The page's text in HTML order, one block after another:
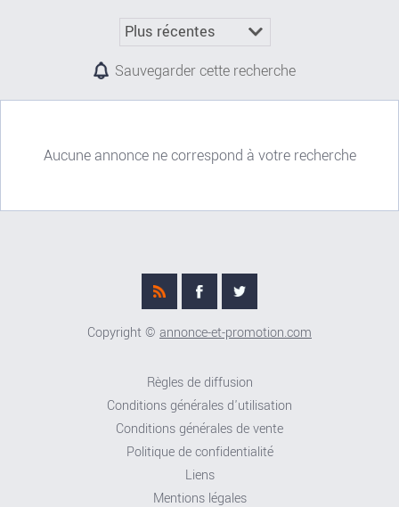
Sauvegarder cette recherche
Aucune annonce ne correspond à votre recherche
Copyright © annonce-et-promotion.com
Règles de diffusion
Conditions générales d'utilisation
Conditions générales de vente
Politique de confidentialité
Liens
Mentions légales